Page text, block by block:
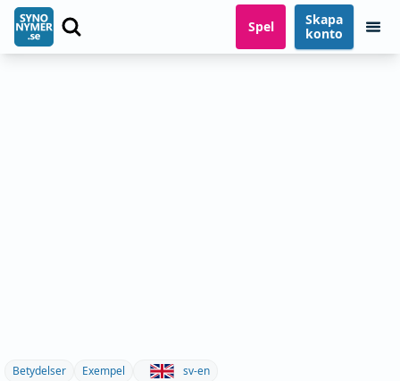
Spel
Skapa
konto
Betydelser Exempel sv-en